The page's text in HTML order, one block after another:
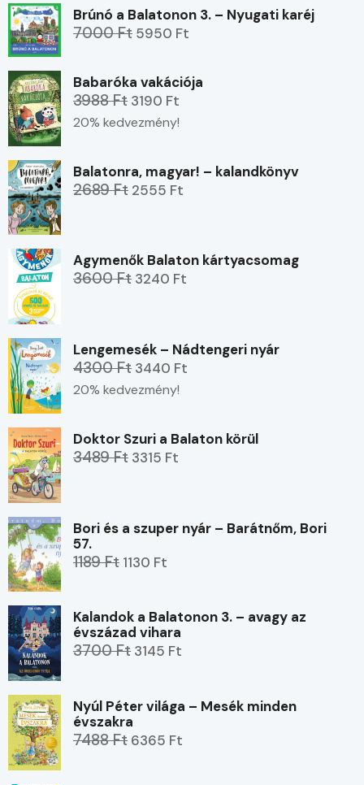
Brúnó a Balatonon 3. – Nyugati karéj
7000 Ft 5950 Ft
Babaróka vakációja
3988 Ft 3190 Ft
20% kedvezmény!
Balatonra, magyar! – kalandkönyv
2689 Ft 2555 Ft
Agymenők Balaton kártyacsomag
3600 Ft 3240 Ft
Lengemesék – Nádtengeri nyár
4300 Ft 3440 Ft
20% kedvezmény!
Doktor Szuri a Balaton körül
3489 Ft 3315 Ft
Bori és a szuper nyár – Barátnőm, Bori
57.
1189 Ft 1130 Ft
Kalandok a Balatonon 3. – avagy az
évszázad vihara
3700 Ft 3145 Ft
Nyúl Péter világa – Mesék minden
évszakra
7488 Ft 6365 Ft